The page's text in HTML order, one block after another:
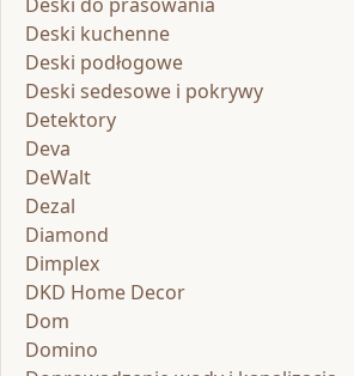
Deski kuchenne
Deski podłogowe
Deski sedesowe i pokrywy
Detektory
Deva
DeWalt
Dezal
Diamond
Dimplex
DKD Home Decor
Dom
Domino